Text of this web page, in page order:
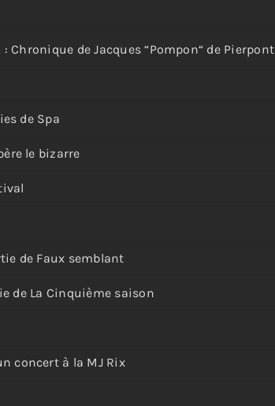
Chronique de Jacques “Pompon“ de Pierpont
de Spa
le bizarre
de Faux semblant
de La Cinquième saison
concert à la MJ Rix